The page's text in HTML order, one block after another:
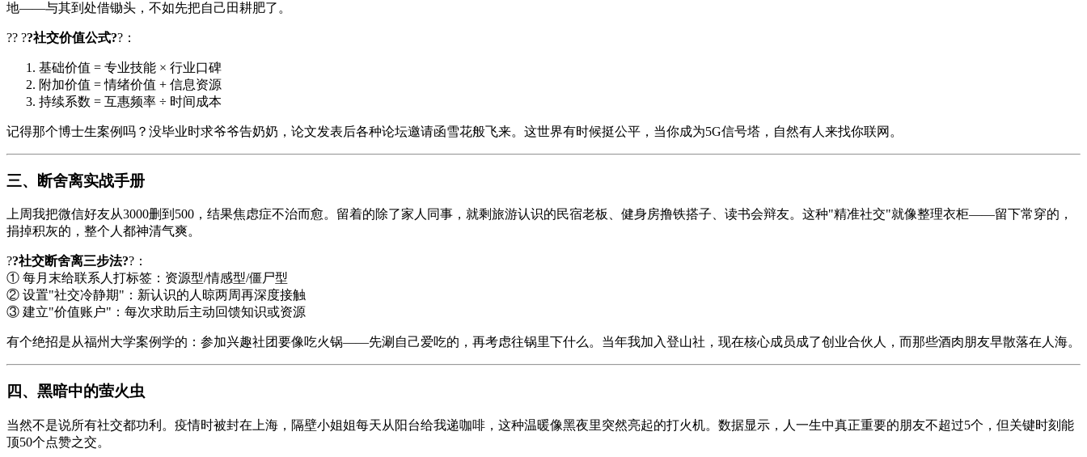
地——与其到处借锄头，不如先把自己田耕肥了。
?? ??社交价值公式??：
基础价值 = 专业技能 × 行业口碑
附加价值 = 情绪价值 + 信息资源
持续系数 = 互惠频率 ÷ 时间成本
记得那个博士生案例吗？没毕业时求爷爷告奶奶，论文发表后各种论坛邀请函雪花般飞来。这世界有时候挺公平，当你成为5G信号塔，自然有人来找你联网。
三、断舍离实战手册
上周我把微信好友从3000删到500，结果焦虑症不治而愈。留着的除了家人同事，就剩旅游认识的民宿老板、健身房撸铁搭子、读书会辩友。这种"精准社交"就像整理衣柜——留下常穿的，
捐掉积灰的，整个人都神清气爽。
??社交断舍离三步法??：
① 每月末给联系人打标签：资源型/情感型/僵尸型
② 设置"社交冷静期"：新认识的人晾两周再深度接触
③ 建立"价值账户"：每次求助后主动回馈知识或资源
有个绝招是从福州大学案例学的：参加兴趣社团要像吃火锅——先涮自己爱吃的，再考虑往锅里下什么。当年我加入登山社，现在核心成员成了创业合伙人，而那些酒肉朋友早散落在人海。
四、黑暗中的萤火虫
当然不是说所有社交都功利。疫情时被封在上海，隔壁小姐姐每天从阳台给我递咖啡，这种温暖像黑夜里突然亮起的打火机。数据显示，人一生中真正重要的朋友不超过5个，但关键时刻能
顶50个点赞之交。